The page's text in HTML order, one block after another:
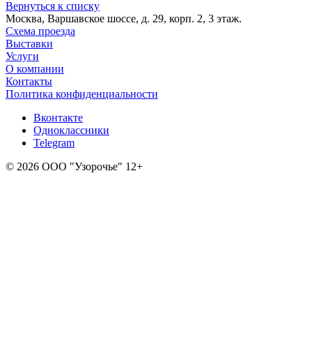
Вернуться к списку
Москва, Варшавское шоссе, д. 29, корп. 2, 3 этаж.
Схема проезда
Выставки
Услуги
О компании
Контакты
Политика конфиденциальности
Вконтакте
Одноклассники
Telegram
© 2026 ООО "Узорочье" 12+